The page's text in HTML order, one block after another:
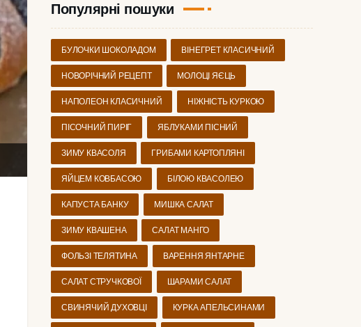
Популярні пошуки
БУЛОЧКИ ШОКОЛАДОМ ВІНЕГРЕТ КЛАСИЧНИЙ
НОВОРІЧНИЙ РЕЦЕПТ МОЛОЦІ ЯЄЦЬ
НАПОЛЕОН КЛАСИЧНИЙ НІЖНІСТЬ КУРКОЮ
ПІСОЧНИЙ ПИРІГ ЯБЛУКАМИ ПІСНИЙ
ЗИМУ КВАСОЛЯ ГРИБАМИ КАРТОПЛЯНІ
ЯЙЦЕМ КОВБАСОЮ БІЛОЮ КВАСОЛЕЮ
КАПУСТА БАНКУ МИШКА САЛАТ
ЗИМУ КВАШЕНА САЛАТ МАНГО
ФОЛЬЗІ ТЕЛЯТИНА ВАРЕННЯ ЯНТАРНЕ
САЛАТ СТРУЧКОВОЇ ШАРАМИ САЛАТ
СВИНЯЧИЙ ДУХОВЦІ КУРКА АПЕЛЬСИНАМИ